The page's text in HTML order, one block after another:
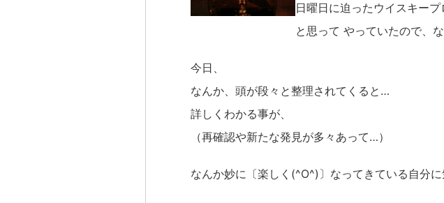
日曜日に迫ったウイスキー
と思って やっていたので、
今日、
なんか、頭が段々と整理されてくると…
詳しくわかる事が、
（再確認や新たな発見が多々あって…）
なんか妙に〔楽しく(^O^)〕なってきている自分